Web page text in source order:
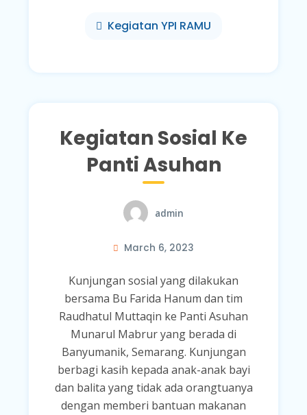
Kegiatan YPI RAMU
Kegiatan Sosial Ke
Panti Asuhan
admin
March 6, 2023
Kunjungan sosial yang dilakukan
bersama Bu Farida Hanum dan tim
Raudhatul Muttaqin ke Panti Asuhan
Munarul Mabrur yang berada di
Banyumanik, Semarang. Kunjungan
berbagi kasih kepada anak-anak bayi
dan balita yang tidak ada orangtuanya
dengan memberi bantuan makanan